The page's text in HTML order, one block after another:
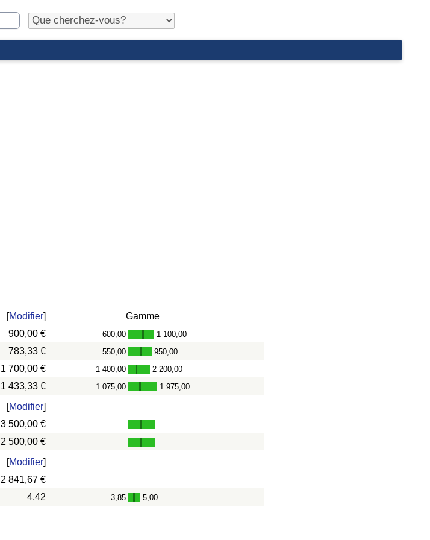
[Modifier]
Gamme
900,00 € 600,00 - 1 100,00
783,33 € 550,00 - 950,00
1 700,00 € 1 400,00 - 2 200,00
1 433,33 € 1 075,00 - 1 975,00
[Modifier]
3 500,00 €
2 500,00 €
[Modifier]
2 841,67 €
4,42 3,85 - 5,00